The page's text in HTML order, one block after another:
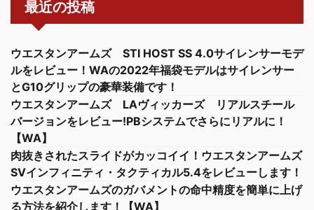
最近の投稿
ウエスタンアームズ STI HOST SS 4.0サイレンサーモデ
ルをレビュー！WAの2022年福袋モデルはサイレンサー
とG10グリップの豪華装備です！
ウエスタンアームズ LAヴィッカーズ リアルスチール
バージョンをレビュー!PBシステムでさらにリアルに！
【WA】
肉抜きされたスライドがカッコイイ！ウエスタンアームズ
SVインフィニティ・タクティカル5.4をレビューします！
ウエスタンアームズのガバメントの命中精度を簡単に上げ
る方法を紹介します！【WA】